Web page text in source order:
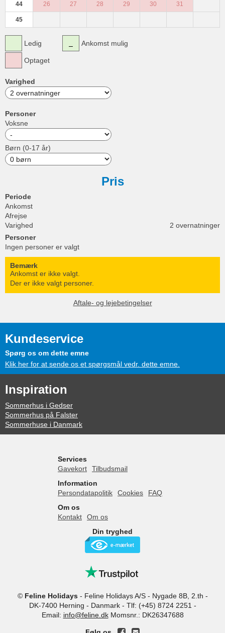
44 26 27 28 29 30 31
45
Ledig
Optaget
Ankomst mulig
Varighed
Personer
Voksne
Børn (0-17 år)
Pris
Periode
Ankomst
Afrejse
Varighed
2 overnatninger
Personer
Ingen personer er valgt
Bemærk
Ankomst er ikke valgt.
Der er ikke valgt personer.
Aftale- og lejebetingelser
Kundeservice
Spørg os om dette emne
Klik her for at sende os et spørgsmål vedr. dette emne.
Inspiration
Sommerhus i Gedser
Sommerhus på Falster
Sommerhuse i Danmark
Services
Gavekort
Tilbudsmail
Information
Persondatapolitik
Cookies
FAQ
Om os
Kontakt
Om os
Din tryghed
© Feline Holidays- Feline Holidays A/S- Nygade 8B, 2.th -
DK-7400 Herning - Danmark - Tlf: (+45) 8724 2251 -
Email: info@feline.dk Momsnr.: DK26347688